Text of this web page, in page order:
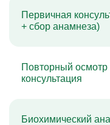
Первичная
+ сбор анамнеза)
Повторный осмотр
консультация
Биохимический